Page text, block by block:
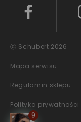
ⓒ Schubert 2026
Mapa serwisu
Regulamin sklepu
Polityka prywatności